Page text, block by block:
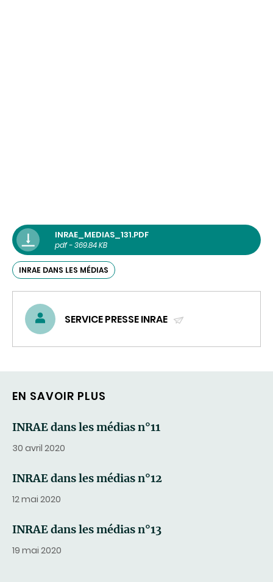
INRAE_MEDIAS_131.PDF
pdf - 369.84 KB
INRAE DANS LES MÉDIAS
SERVICE PRESSE INRAE
UN
EN SAVOIR PLUS
INRAE dans les médias n°11
30 avril 2020
INRAE dans les médias n°12
12 mai 2020
INRAE dans les médias n°13
19 mai 2020